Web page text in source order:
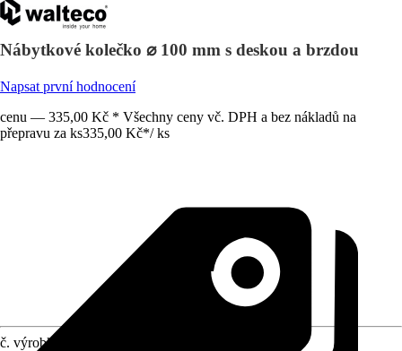
Nábytkové kolečko ⌀ 100 mm s deskou a brzdou
Napsat první hodnocení
cenu — 335,00 Kč * Všechny ceny vč. DPH a bez nákladů na
přepravu za ks335,00 Kč*/ ks
č. výrobku